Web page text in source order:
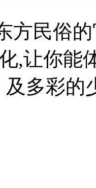
方民俗
,让你能
及多彩的